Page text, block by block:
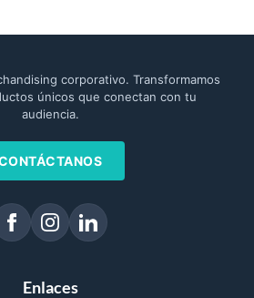
corporativo. Transformamos
únicos que conectan con tu
audiencia.
Enlaces